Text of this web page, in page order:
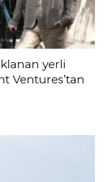
yerli
Ventures’tan